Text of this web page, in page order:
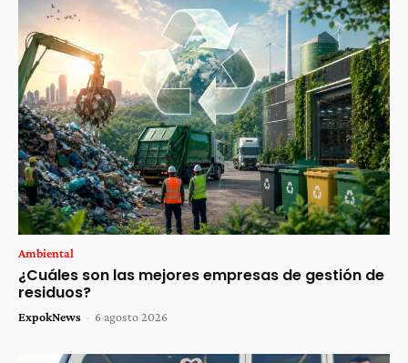
Ambiental
¿Cuáles son las mejores empresas de gestión de
residuos?
ExpokNews - 6 agosto 2026